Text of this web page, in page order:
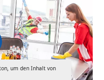
um den Inhalt von